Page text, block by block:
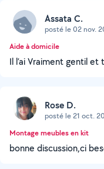
Assata C.
posté le 02 nov.
Aide à domicile
Il l’ai Vraiment gentil
Rose D.
posté le 21 oct.
Montage meubles en kit
bonne discussion,ci